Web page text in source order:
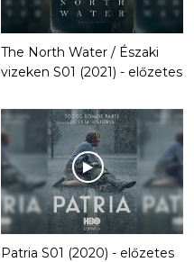
The North Water / Északi
vizeken S01 (2021) - előzetes
Patria S01 (2020) - előzetes